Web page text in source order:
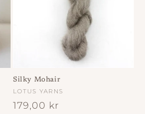
Silky Mohair
Forhandler:
LOTUS YARNS
Normalpris
179,00 kr